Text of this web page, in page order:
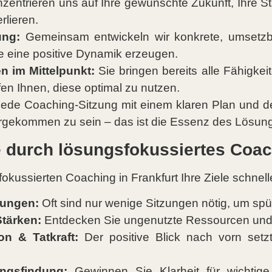
uns auf Ihre gewünschte Zukunft, Ihre
Gemeinsam entwickeln wir konkrete,
eine positive Dynamik erzeugen.
im Mittelpunkt: Sie bringen bereits alle
Ihnen, diese optimal zu nutzen.
Coaching-Sitzung mit einem klaren Plan und
zu sein – das ist die Essenz des
durch lösungsfokussiertes
Coaching in Frankfurt Ihre Ziele
Oft sind nur wenige Sitzungen nötig, um
Entdecken Sie ungenutzte Ressourcen
& Tatkraft: Der positive Blick nach vorn